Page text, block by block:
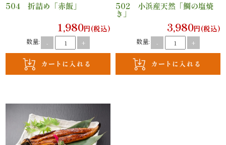
祝
会
議・
修
504 折詰め「赤飯」
1,980円(税込)
数量: - +
502 小浜産天然「鯛の塩焼
き」
3,980円(税込)
数量: - +